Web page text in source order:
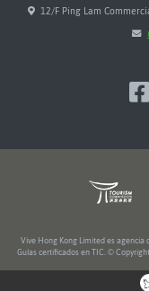
12/F Ping Lam
Vive Hong Kong Limited es agencia
Guías certificados en TIC. ©